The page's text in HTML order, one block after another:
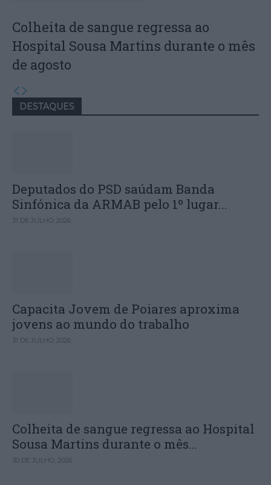
Colheita de sangue regressa ao
Hospital Sousa Martins durante o mês
de agosto
DESTAQUES
Deputados do PSD saúdam Banda
Sinfónica da ARMAB pelo 1º lugar...
31 DE JULHO, 2026
Capacita Jovem de Poiares aproxima
jovens ao mundo do trabalho
31 DE JULHO, 2026
Colheita de sangue regressa ao Hospital
Sousa Martins durante o mês...
30 DE JULHO, 2026